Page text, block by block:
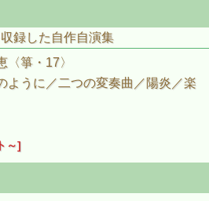
録した自作自演集
箏・17〉
ように／二つの変奏曲／陽炎／楽
～]